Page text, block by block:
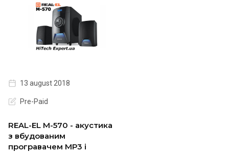
13 august 2018
Pre-Paid
REAL-EL M-570 - акустика
з вбудованим
програвачем МР3 і